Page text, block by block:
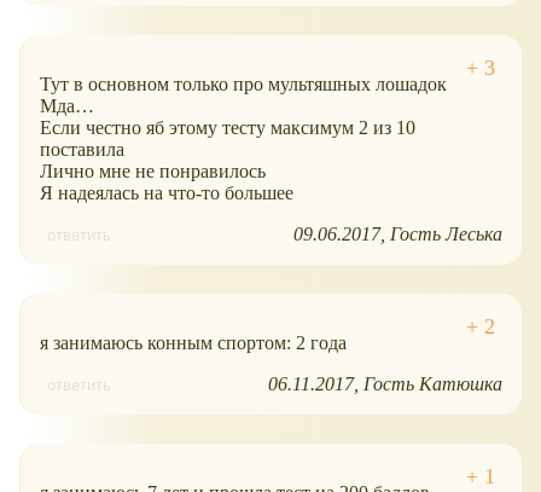
Тут в основном только про мультяшных лошадок
Мда…
Если честно яб этому тесту максимум 2 из 10
поставила
Лично мне не понравилось
Я надеялась на что-то большее
ответить 09.06.2017 Гость Леська
я занимаюсь конным спортом: 2 года
ответить 06.11.2017 Гость Катюшка